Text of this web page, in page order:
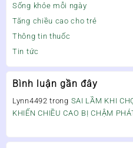
Sống khỏe mỗi ngày
Tăng chiều cao cho trẻ
Thông tin thuốc
Tin tức
Bình luận gần đây
Lynn4492 trong SAI LẦM KHI
KHIẾN CHIỀU CAO BỊ CHẬM